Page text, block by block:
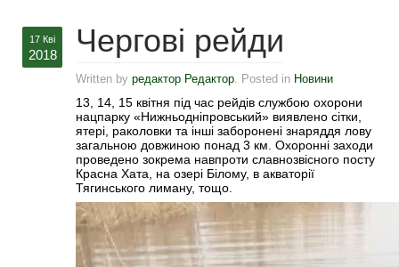
17 Кві
2018 Чергові рейди
Written by редактор Редактор. Posted in Новини
13, 14, 15 квітня під час рейдів службою охорони
нацпарку «Нижньодніпровський» виявлено сітки,
ятері, раколовки та інші заборонені знаряддя лову
загальною довжиною понад 3 км. Охоронні заходи
проведено зокрема навпроти славнозвісного посту
Красна Хата, на озері Білому, в акваторії
Тягинського лиману, тощо.